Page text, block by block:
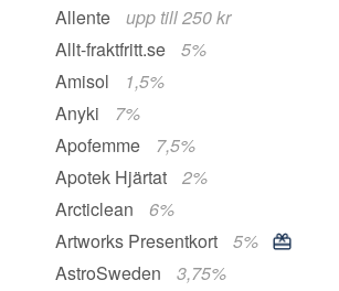
Allente
upp till 250 kr
Allt-fraktfritt.se
5%
Amisol
1,5%
Anyki
7%
Apofemme
7,5%
Apotek Hjärtat
2%
Arcticlean
6%
Artworks Presentkort
5%
AstroSweden
3,75%